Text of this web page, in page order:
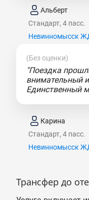
Альберт
Стандарт, 4 пасс.
Невинномысск
(Без оценки)
"Поездка
внимательный
Единственный
Карина
Стандарт, 4 пасс.
Невинномысск
Трансфер до